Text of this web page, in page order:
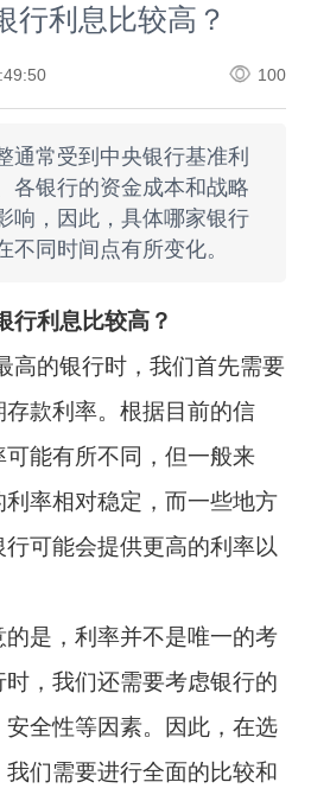
行利息比较高？
100
通常受到中央银行基准利
各银行的资金成本和战略
响，因此，具体哪家银行
不同时间点有所变化。
行利息比较高？
高的银行时，我们首先需要
款利率。根据目前的信
能有所不同，但一般来
率相对稳定，而一些地方
可能会提供更高的利率以
是，利率并不是唯一的考
，我们还需要考虑银行的
全性等因素。因此，在选
们需要进行全面的比较和